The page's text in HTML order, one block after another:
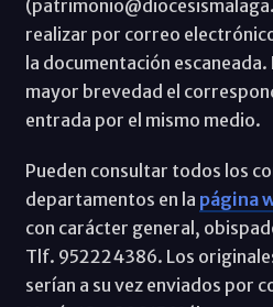
realizar por correo
la documentación escaneada.
mayor brevedad el
entrada por el mismo medio.
Pueden consultar todos los
departamentos en la página
con carácter general,
Tlf. 952224386. Los
serían a su vez enviados por